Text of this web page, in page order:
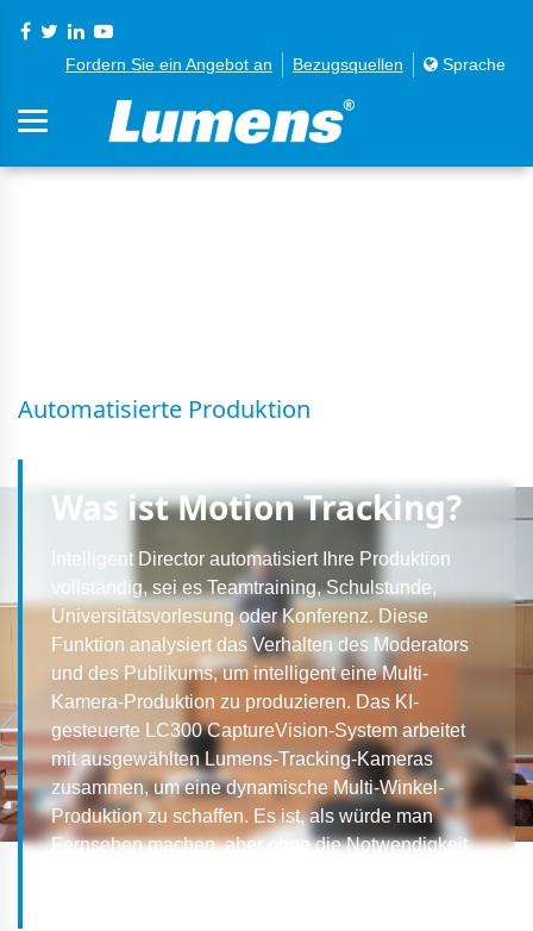
Fordern Sie ein Angebot an Bezugsquellen Sprache
Automatisierte Produktion
Was istMotion Tracking?
Intelligent Director automatisiert Ihre Produktion
vollständig, sei es Teamtraining, Schulstunde,
Universitätsvorlesung oder Konferenz. Diese
Funktion analysiert das Verhalten des Moderators
und des Publikums, um intelligent eine Multi-
Kamera-Produktion zu produzieren. Das KI-
gesteuerte LC300 CaptureVision-System arbeitet
mit ausgewählten Lumens-Tracking-Kameras
zusammen, um eine dynamische Multi-Winkel-
Produktion zu schaffen. Es ist, als würde man
Fernsehen machen, aber ohne die Notwendigkeit